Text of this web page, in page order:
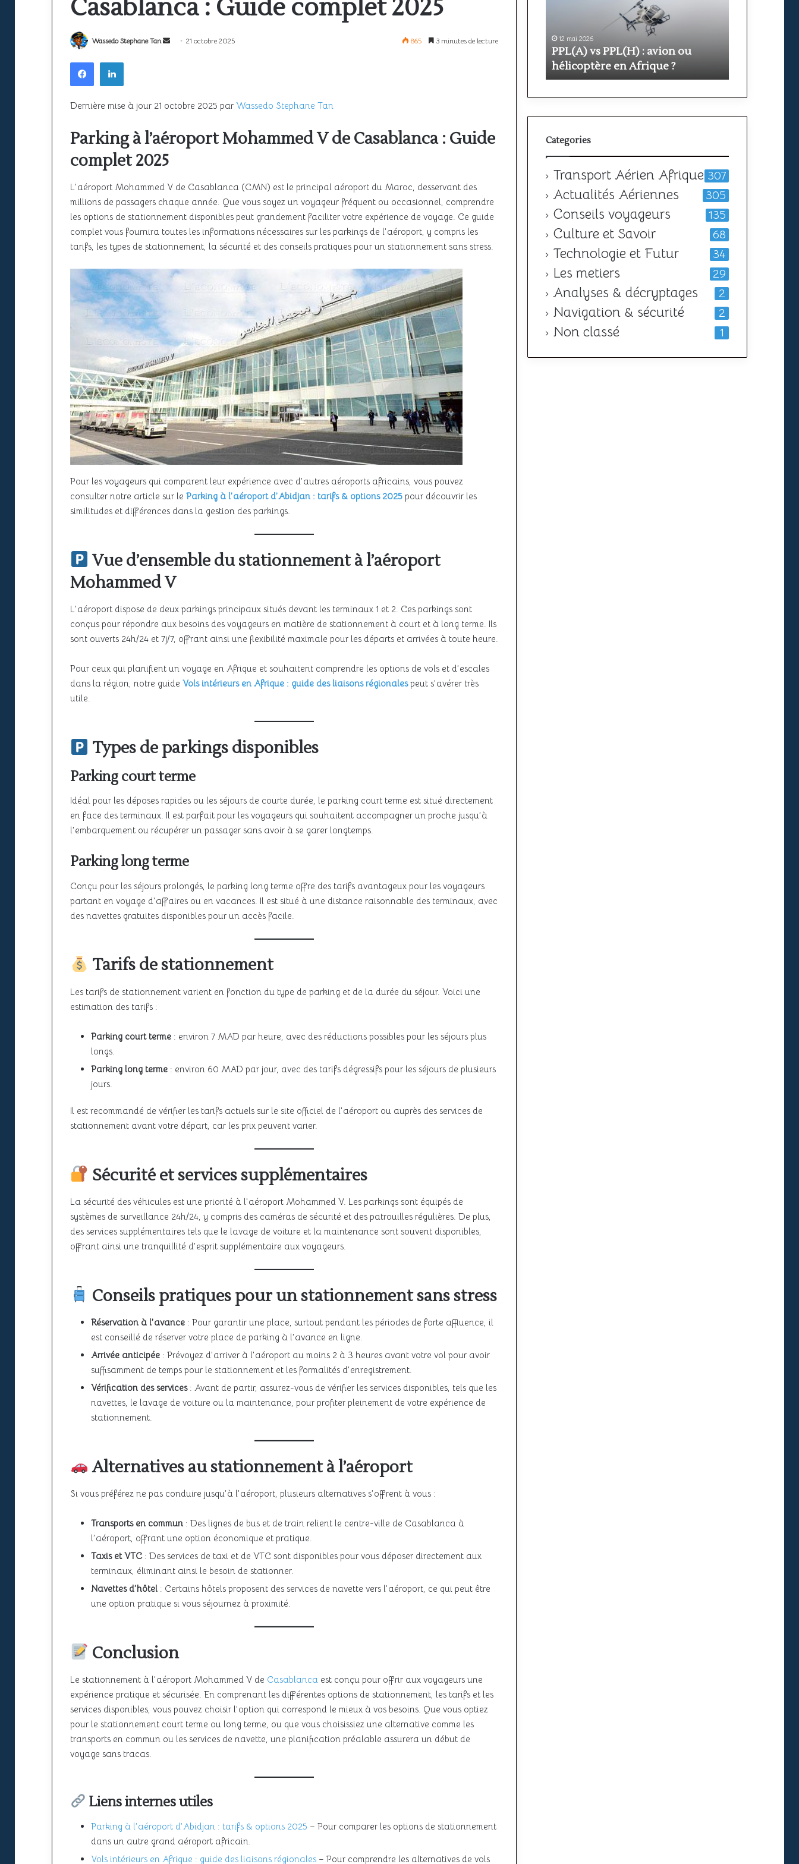
Casablanca : Guide complet 2025
Wassedo Stephane Tan
Envoyer21 octobre 2025 865 3 minutes de lecture
FacebookLinkedin
Dernière mise à jour 21 octobre 2025 par Wassedo Stephane Tan
Parking à l’aéroport Mohammed V de Casablanca : Guide
complet 2025
L’aéroport Mohammed V de Casablanca (CMN) est le principal aéroport du Maroc, desservant des
millions de passagers chaque année. Que vous soyez un voyageur fréquent ou occasionnel, comprendre
les options de stationnement disponibles peut grandement faciliter votre expérience de voyage. Ce guide
complet vous fournira toutes les informations nécessaires sur les parkings de l’aéroport, y compris les
tarifs, les types de stationnement, la sécurité et des conseils pratiques pour un stationnement sans stress.
Pour les voyageurs qui comparent leur expérience avec d’autres aéroports africains, vous pouvez
consulter notre article sur le Parking à l’aéroport d’Abidjan : tarifs & options 2025 pour découvrir les
similitudes et différences dans la gestion des parkings.
Vue d’ensemble du stationnement à l’aéroport
Mohammed V
L’aéroport dispose de deux parkings principaux situés devant les terminaux 1 et 2. Ces parkings sont
conçus pour répondre aux besoins des voyageurs en matière de stationnement à court et à long terme. Ils
sont ouverts 24h/24 et 7j/7, offrant ainsi une flexibilité maximale pour les départs et arrivées à toute heure.
Pour ceux qui planifient un voyage en Afrique et souhaitent comprendre les options de vols et d’escales
dans la région, notre guide Vols intérieurs en Afrique : guide des liaisons régionalespeut s’avérer très
utile.
Types de parkings disponibles
Parking court terme
Idéal pour les déposes rapides ou les séjours de courte durée, le parking court terme est situé directement
en face des terminaux. Il est parfait pour les voyageurs qui souhaitent accompagner un proche jusqu’à
l’embarquement ou récupérer un passager sans avoir à se garer longtemps.
Parking long terme
Conçu pour les séjours prolongés, le parking long terme offre des tarifs avantageux pour les voyageurs
partant en voyage d’affaires ou en vacances. Il est situé à une distance raisonnable des terminaux, avec
des navettes gratuites disponibles pour un accès facile.
Tarifs de stationnement
Les tarifs de stationnement varient en fonction du type de parking et de la durée du séjour. Voici une
estimation des tarifs :
Parking court terme : environ 7 MAD par heure, avec des réductions possibles pour les séjours plus
longs.
Parking long terme : environ 60 MAD par jour, avec des tarifs dégressifs pour les séjours de plusieurs
jours.
Il est recommandé de vérifier les tarifs actuels sur le site officiel de l’aéroport ou auprès des services de
stationnement avant votre départ, car les prix peuvent varier.
Sécurité et services supplémentaires
La sécurité des véhicules est une priorité à l’aéroport Mohammed V. Les parkings sont équipés de
systèmes de surveillance 24h/24, y compris des caméras de sécurité et des patrouilles régulières. De plus,
des services supplémentaires tels que le lavage de voiture et la maintenance sont souvent disponibles,
offrant ainsi une tranquillité d’esprit supplémentaire aux voyageurs.
Conseils pratiques pour un stationnement sans stress
Réservation à l’avance : Pour garantir une place, surtout pendant les périodes de forte affluence, il
est conseillé de réserver votre place de parking à l’avance en ligne.
Arrivée anticipée : Prévoyez d’arriver à l’aéroport au moins 2 à 3 heures avant votre vol pour avoir
suffisamment de temps pour le stationnement et les formalités d’enregistrement.
Vérification des services: Avant de partir, assurez-vous de vérifier les services disponibles, tels que les
navettes, le lavage de voiture ou la maintenance, pour profiter pleinement de votre expérience de
stationnement.
Alternatives au stationnement à l’aéroport
Si vous préférez ne pas conduire jusqu’à l’aéroport, plusieurs alternatives s’offrent à vous :
Transports en commun : Des lignes de bus et de train relient le centre-ville de Casablanca à
l’aéroport, offrant une option économique et pratique.
Taxis et VTC : Des services de taxi et de VTC sont disponibles pour vous déposer directement aux
terminaux, éliminant ainsi le besoin de stationner.
Navettes d’hôtel : Certains hôtels proposent des services de navette vers l’aéroport, ce qui peut être
une option pratique si vous séjournez à proximité.
Conclusion
Le stationnement à l’aéroport Mohammed V de Casablanca est conçu pour offrir aux voyageurs une
expérience pratique et sécurisée. En comprenant les différentes options de stationnement, les tarifs et les
services disponibles, vous pouvez choisir l’option qui correspond le mieux à vos besoins. Que vous optiez
pour le stationnement court terme ou long terme, ou que vous choisissiez une alternative comme les
transports en commun ou les services de navette, une planification préalable assurera un début de
voyage sans tracas.
Liens internes utiles
Parking à l’aéroport d’Abidjan : tarifs & options 2025 – Pour comparer les options de stationnement
dans un autre grand aéroport africain.
Vols intérieurs en Afrique : guide des liaisons régionales – Pour comprendre les alternatives de vols
Espace aérien africain : la sécurité
à l’épreuve de la croissance du
ciel
unique
peine
22 juin 2026
à
l’étranger
comparatif
12 mai 2026 en
Afrique
12 mai 2026
PPL(A) vs PPL(H) : avion ou
hélicoptère en Afrique ?
licence
Categories
Transport Aérien Afrique 307
Actualités Aériennes 305
Conseils voyageurs 135
Culture et Savoir 68
Technologie et Futur 34
Les metiers 29
Analyses & décryptages 2
Navigation & sécurité 2
Non classé 1